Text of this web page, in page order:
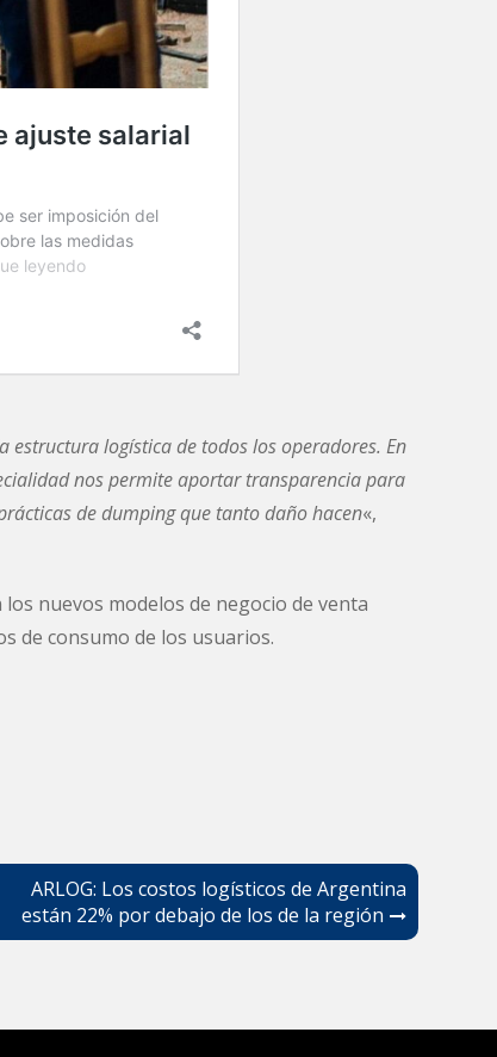
estructura logística de todos los operadores. En
nos permite aportar transparencia para
de dumping que tanto daño hacen«,
nuevos modelos de negocio de venta
de consumo de los usuarios.
ARLOG: Los costos logísticos de Argentina
están 22% por debajo de los de la región